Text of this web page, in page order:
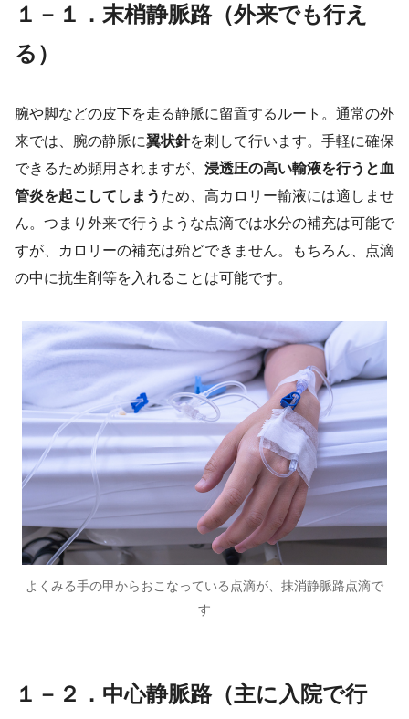
１－１． 末梢静脈路（外来でも行え
る）
腕や脚などの皮下を走る静脈に留置するルート。通常の外
来では、腕の静脈に翼状針を刺して行います。手軽に確保
できるため頻用されますが、 浸透圧の高い輸液を行うと血
管炎を起こしてしまう ため、高カロリー輸液には適しませ
ん。つまり外来で行うような点滴では水分の補充は可能で
すが、カロリーの補充は殆どできません。もちろん、点滴
の中に抗生剤等を入れることは可能です。
よくみる手の甲からおこなっている点滴が、抹消静脈路点滴で
す
１－２． 中心静脈路（主に入院で行